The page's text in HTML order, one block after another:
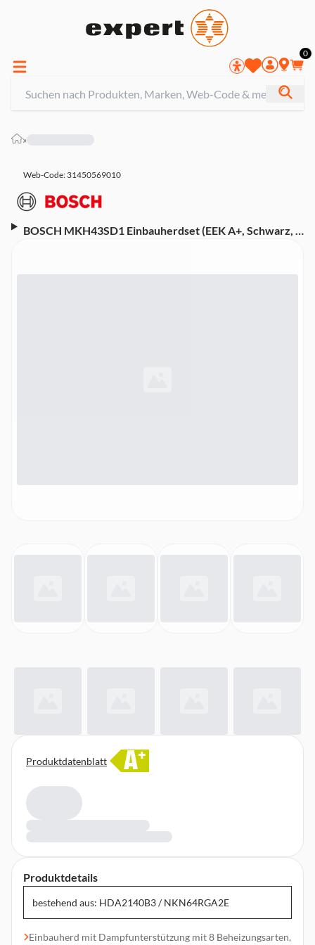
0
»
Web-Code: 31450569010
BOSCH MKH43SD1 Einbauherdset (EEK A+, Schwarz, 8
Produktdetails
bestehend aus: HDA2140B3 / NKN64RGA2E
Einbauherd mit Dampfunterstützung mit 8 Beheizungsarten,
A+
Produktdatenblatt